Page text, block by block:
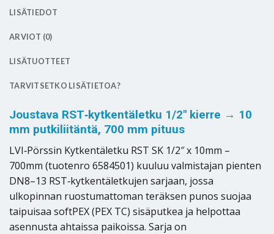
LISÄTIEDOT
ARVIOT (0)
LISÄTUOTTEET
TARVITSETKO LISÄTIETOA?
Joustava RST‑kytkentäletku 1/2″ kierre → 10
mm putkiliitäntä, 700 mm pituus
LVI‑Pörssin Kytkentäletku RST SK 1/2″ x 10mm –
700mm (tuotenro 6584501) kuuluu valmistajan pienten
DN8–13 RST‑kytkentäletkujen sarjaan, jossa
ulkopinnan ruostumattoman teräksen punos suojaa
taipuisaa softPEX (PEX TC) sisäputkea ja helpottaa
asennusta ahtaissa paikoissa. Sarja on